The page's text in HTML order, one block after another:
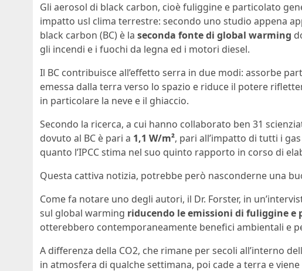
Gli aerosol di black carbon, cioè fuliggine e particolato
impatto usl clima terrestre: secondo uno studio appena
black carbon (BC) è la seconda fonte di global warming
gli incendi e i fuochi da legna ed i motori diesel.
Il BC contribuisce all’effetto serra in due modi: assorbe
emessa dalla terra verso lo spazio e riduce il potere
in particolare la neve e il ghiaccio.
Secondo la ricerca, a cui hanno collaborato ben 31
dovuto al BC è pari a 1,1 W/m², pari all’impatto di tutti i
quanto l’IPCC stima nel suo quinto rapporto in corso di
Questa cattiva notizia, potrebbe però nasconderne una
Come fa notare uno degli autori, il Dr. Forster, in
sul global warming riducendo le emissioni di fuliggine e
otterebbero contemporaneamente benefici ambientali e
A differenza della CO2, che rimane per secoli all’interno
in atmosfera di qualche settimana, poi cade a terra e